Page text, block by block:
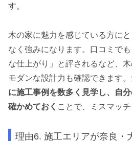
す。
木の家に魅力を感じている方に
なく強みになります。口コミで
な仕上がり」と評されるなど、
モダンな設計力も確認できます。
に施工事例を数多く見学し、自
確かめておく ことで、ミスマッチ
理由6. 施工エリアが奈良・